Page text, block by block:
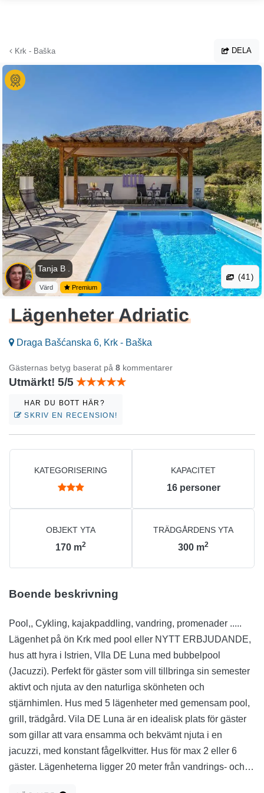
Krk - Baška DELA
Tanja B .
Värd Premium
(41)
Lägenheter Adriatic
Draga Bašćanska 6, Krk - Baška
Gästernas betyg baserat på 8 kommentarer
Utmärkt! 5/5
HAR DU BOTT HÄR?
SKRIV EN RECENSION!
KATEGORISERING KAPACITET
16 personer
OBJEKT YTA
170 m2
TRÄDGÅRDENS YTA
300 m2
Boende beskrivning
Pool,, Cykling, kajakpaddling, vandring, promenader .....
Lägenhet på ön Krk med pool eller NYTT ERBJUDANDE,
hus att hyra i Istrien, VIla DE Luna med bubbelpool
(Jacuzzi). Perfekt för gäster som vill tillbringa sin semester
aktivt och njuta av den naturliga skönheten och
stjärnhimlen. Hus med 5 lägenheter med gemensam pool,
grill, trädgård. Vila DE Luna är en idealisk plats för gäster
som gillar att vara ensamma och bekvämt njuta i en
jacuzzi, med konstant fågelkvitter. Hus för max 2 eller 6
gäster. Lägenheterna ligger 20 meter från vandrings- och